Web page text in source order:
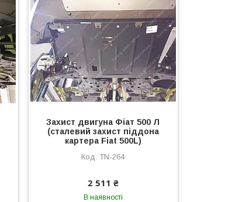
Захист двигуна Фіат 500 Л
(сталевий захист піддона
картера Fiat 500L)
TN-264
2 511 ₴
В наявності